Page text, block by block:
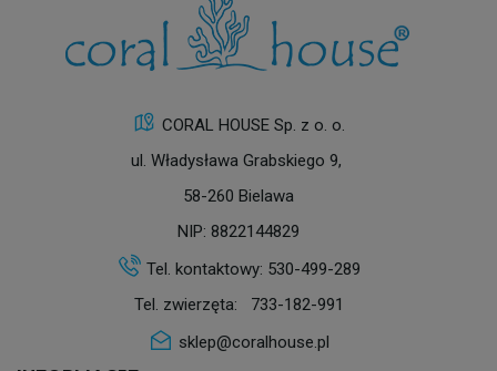
CORAL HOUSE Sp. z o. o.
ul. Władysława Grabskiego 9,
58-260 Bielawa
NIP: 8822144829
Tel. kontaktowy: 530-499-289
Tel. zwierzęta: 733-182-991
sklep@coralhouse.pl